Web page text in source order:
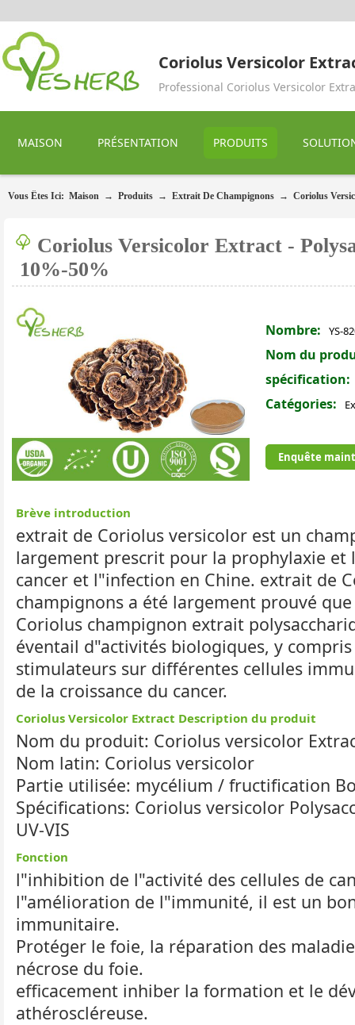
Coriolus Versicolor
Professional Coriolus Versicolor
MAISON PRÉSENTATION PRODUITS
Vous Êtes Ici: Maison → Produits → Extrait De Champignons → Coriolus
Coriolus Versicolor Extract -
10%-50%
Nombre: YS-
Nom du
spécification:
Catégories:
Enquête
Brève introduction
extrait de Coriolus versicolor est un
largement prescrit pour la prophylaxie
cancer et l"infection en Chine. extrait de
champignons a été largement prouvé
Coriolus champignon extrait
éventail d"activités biologiques, y
stimulateurs sur différentes cellules
de la croissance du cancer.
Coriolus Versicolor Extract Description du produit
Nom du produit: Coriolus versicolor
Nom latin: Coriolus versicolor
Partie utilisée: mycélium / fructification
Spécifications: Coriolus versicolor
UV-VIS
Fonction
l"inhibition de l"activité des cellules de
l"amélioration de l"immunité, il est un
immunitaire.
Protéger le foie, la réparation des
nécrose du foie.
efficacement inhiber la formation et le
athéroscléreuse.